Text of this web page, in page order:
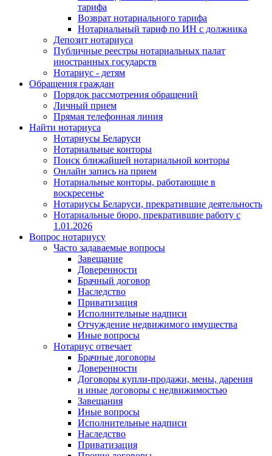
тарифа
Возврат нотариального тарифа
Нотариальный тариф по ИН с должника
Депозит нотариуса
Публичные реестры нотариальных палат
иностранных государств
Нотариус - детям
Обращения граждан
Порядок рассмотрения обращений
Личный прием
Прямая телефонная линия
Найти нотариуса
Нотариусы Беларуси
Нотариальные конторы
Поиск ближайшей нотариальной конторы
Онлайн запись на прием
Нотариальные конторы, работающие в
воскресенье
Нотариусы Беларуси, прекратившие деятельность
Нотариальные бюро, прекратившие работу с
1.01.2026
Вопрос нотариусу
Часто задаваемые вопросы
Завещание
Доверенности
Брачный договор
Наследство
Приватизация
Исполнительные надписи
Отчуждение недвижимого имущества
Иные вопросы
Нотариус отвечает
Брачные договоры
Доверенности
Договоры купли-продажи, мены, дарения
и иные договоры с недвижимостью
Завещания
Иные вопросы
Исполнительные надписи
Наследство
Приватизация